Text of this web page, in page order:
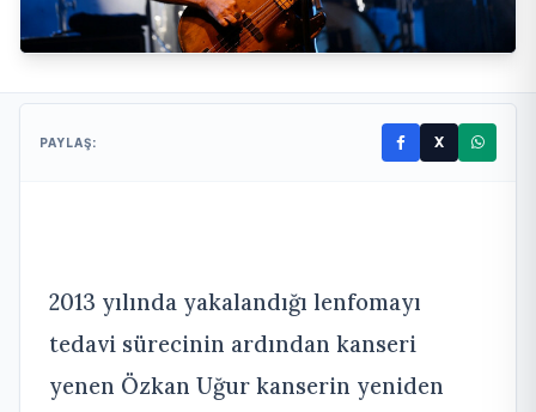
PAYLAŞ: X
2013 yılında yakalandığı lenfomayı
tedavi sürecinin ardından kanseri
yenen Özkan Uğur kanserin yeniden